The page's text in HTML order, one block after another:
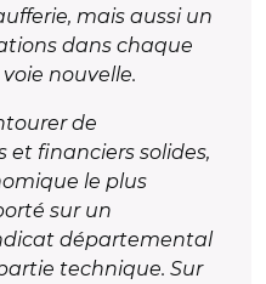
mais aussi un
dans chaque
nouvelle.
de
financiers solides,
le plus
sur un
départemental
technique. Sur